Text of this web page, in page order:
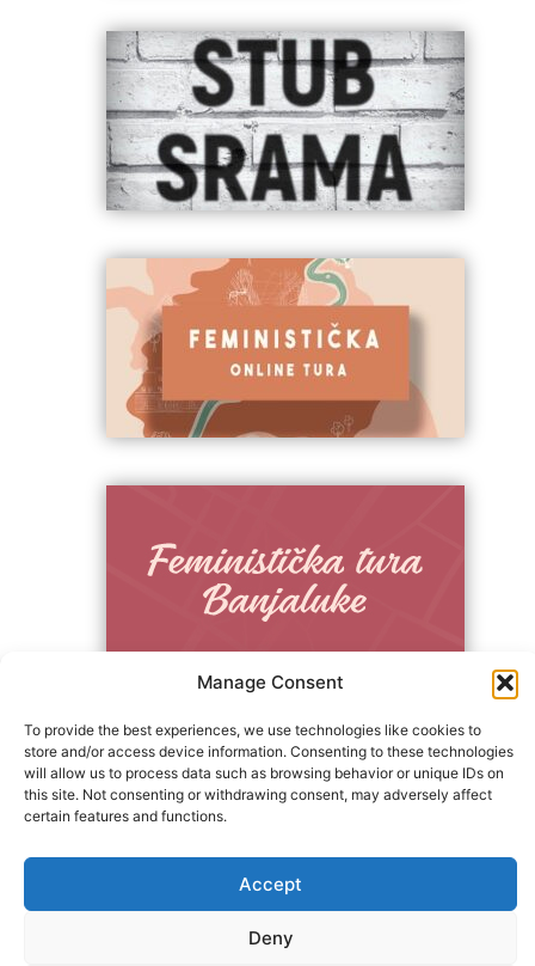
Manage Consent
To provide the best experiences, we use technologies like cookies to
store and/or access device information. Consenting to these technologies
will allow us to process data such as browsing behavior or unique IDs on
this site. Not consenting or withdrawing consent, may adversely affect
certain features and functions.
Accept
Deny
+387 65 615 535 hcabl@blic.net